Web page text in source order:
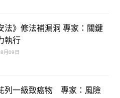
法》修法補漏洞 專家：關鍵
執行
月09日
列一級致癌物 專家：風險